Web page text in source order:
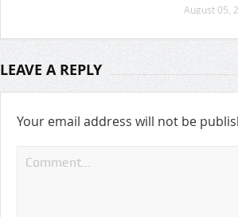
August 05,
LEAVE A REPLY
Your email address will not be